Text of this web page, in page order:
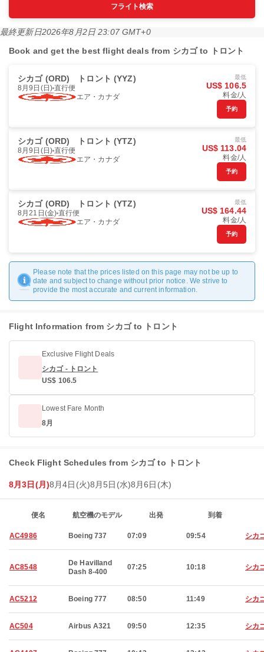
フライト検索
最終更新日2026年8月2日 23:07 GMT+0
Book and get the best flight deals from シカゴ to トロント
シカゴ (ORD) トロント (YYZ)
8月9日(日) 直行便
エア・カナダ
最低
US$ 106.5
料金/人
予約
シカゴ (ORD) トロント (YTZ)
8月9日(日) 直行便
エア・カナダ
最低
US$ 113.04
料金/人
予約
シカゴ (ORD) トロント (YTZ)
8月21日(金) 直行便
エア・カナダ
最低
US$ 164.44
料金/人
予約
Please note that the prices listed on this page may not be up to
date and subject to change without prior notice. We strive to
provide the most accurate and current information.
Flight Information from シカゴ to トロント
Exclusive Flight Deals
シカゴ - トロント
US$ 106.5
Lowest Fare Month
8月
Check Flight Schedules from シカゴ to トロント
8月3日(月)8月4日(火)8月5日(水)8月6日(木)
便名 航空機のモデル 出発 到着
AC4986 Boeing 737 07:09 09:54 シカ
AC8548
De Havilland
Dash 8-400
07:25 10:18 シカ
AC5212 Boeing 777 08:50 11:49 シカ
AC504 Airbus A321 09:50 12:35 シカ